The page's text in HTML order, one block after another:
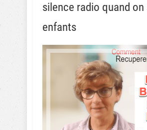
silence radio quand on
enfants